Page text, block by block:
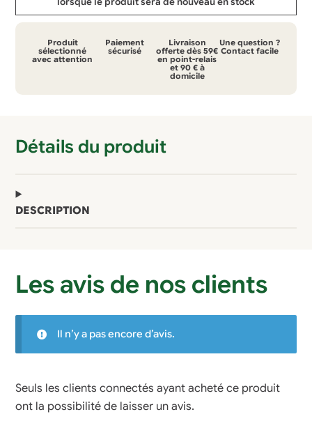
lorsque le produit sera de nouveau en stock
Produit
sélectionné
avec attention
Paiement
sécurisé
Livraison
offerte dès 59€
en point-relais
et 90 € à
domicile
Une question ?
Contact facile
Détails du produit
DESCRIPTION
Les avis de nos clients
Il n’y a pas encore d’avis.
Seuls les clients connectés ayant acheté ce produit
ont la possibilité de laisser un avis.